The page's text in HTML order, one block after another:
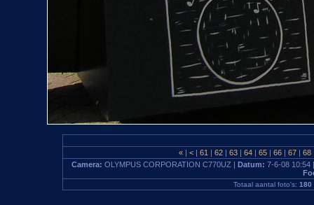
« | < | 61 | 62 | 63 | 64 | 65 | 66 | 67 | 68
Camera: OLYMPUS CORPORATION C770UZ | Datum: 7-6-08 10:54
Totaal aantal foto's: 180